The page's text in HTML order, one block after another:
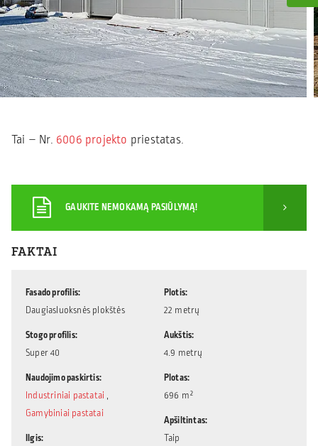
Tai – Nr. 6006 projekto priestatas.
GAUKITE NEMOKAMĄ PASIŪLYMĄ!
FAKTAI
Fasado profilis
Daugiasluoksnės plokštės
Stogo profilis
Super 40
Naudojimo paskirtis
Industriniai pastatai ,
Gamybiniai pastatai
Ilgis
Plotis
22 metrų
Aukštis
4.9 metrų
Plotas
696 m²
Apšiltintas
Taip